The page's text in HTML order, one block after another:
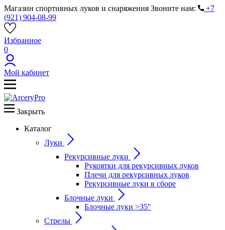
Магазин спортивных луков и снаряжения Звоните нам:
+7
(921) 904-08-99
Избранное
0
Мой кабинет
Закрыть
Каталог
Луки
Рекурсивные луки
Рукоятки для рекурсивных луков
Плечи для рекурсивных луков
Рекурсивные луки в сборе
Блочные луки
Блочные луки >35"
Стрелы